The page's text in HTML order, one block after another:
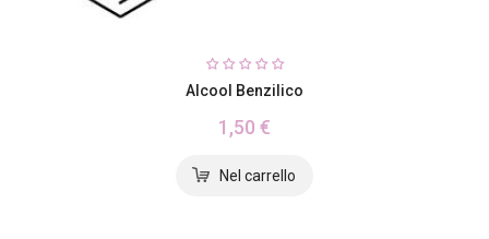
Alcool Benzilico
1,50 €